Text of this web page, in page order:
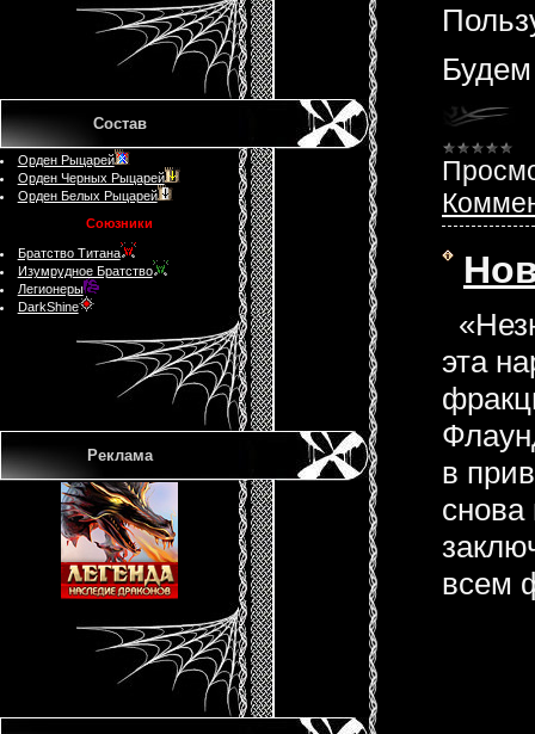
Состав
Орден Рыцарей
Орден Черных Рыцарей
Орден Белых Рыцарей
Союзники
Братство Титана
Изумрудное Братство
Легионеры
DarkShine
Реклама
эта
в
всем